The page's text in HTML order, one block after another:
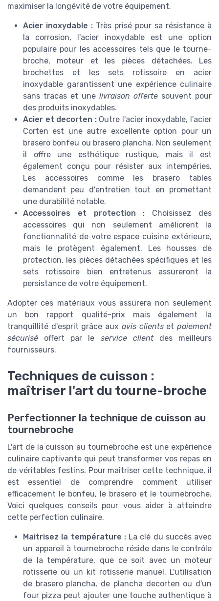
maximiser la longévité de votre équipement.
Acier inoxydable : Très prisé pour sa résistance à
la corrosion, l'acier inoxydable est une option
populaire pour les accessoires tels que le tourne-
broche, moteur et les pièces détachées. Les
brochettes et les sets rotissoire en acier
inoxydable garantissent une expérience culinaire
sans tracas et une livraison offerte souvent pour
des produits inoxydables.
Acier et decorten :Outre l'acier inoxydable, l'acier
Corten est une autre excellente option pour un
brasero bonfeu ou brasero plancha. Non seulement
il offre une esthétique rustique, mais il est
également conçu pour résister aux intempéries.
Les accessoires comme les brasero tables
demandent peu d'entretien tout en promettant
une durabilité notable.
Accessoires et protection : Choisissez des
accessoires qui non seulement améliorent la
fonctionnalité de votre espace cuisine extérieure,
mais le protègent également. Les housses de
protection, les pièces détachées spécifiques et les
sets rotissoire bien entretenus assureront la
persistance de votre équipement.
Adopter ces matériaux vous assurera non seulement
un bon rapport qualité-prix mais également la
tranquillité d'esprit grâce aux avis clientsetpaiement
sécurisé offert par le service clientdes meilleurs
fournisseurs.
Techniques de cuisson :
maîtriser l'art du tourne-broche
Perfectionner la technique de cuisson au
tournebroche
L'art de la cuisson au tournebroche est une expérience
culinaire captivante qui peut transformer vos repas en
de véritables festins. Pour maîtriser cette technique, il
est essentiel de comprendre comment utiliser
efficacement le bonfeu, le brasero et le tournebroche.
Voici quelques conseils pour vous aider à atteindre
cette perfection culinaire.
Maitrisez la température :La clé du succès avec
un appareil à tournebroche réside dans le contrôle
de la température, que ce soit avec un moteur
rotisserie ou un kit rotisserie manuel. L'utilisation
de brasero plancha, de plancha decorten ou d'un
four pizza peut ajouter une touche authentique à